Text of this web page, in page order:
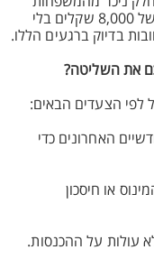
בישראל מתקשות לכסות הוצאה פתאומית של 8,000 שקלים בלי
בדיוק ברגעים הללו.
את השליטה?
לפי הצעדים הבאים:
האחרונים כדי
או חיסכון
עולות על ההכנסות.